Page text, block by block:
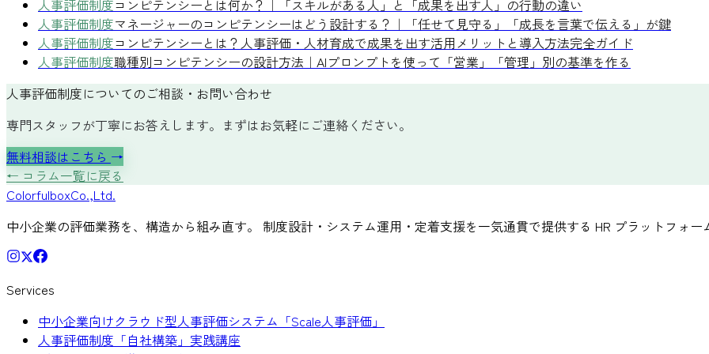
人事評価制度コンピテンシーとは何か？｜「スキルがある人」と「成果を出す人」の行動の違い
人事評価制度マネージャーのコンピテンシーはどう設計する？｜「任せて見守る」「成長を言葉で伝える」が鍵
人事評価制度コンピテンシーとは？人事評価・人材育成で成果を出す活用メリットと導入方法完全ガイド
人事評価制度職種別コンピテンシーの設計方法｜AIプロンプトを使って「営業」「管理」別の基準を作る
人事評価制度についてのご相談・お問い合わせ
専門スタッフが丁寧にお答えします。まずはお気軽にご連絡ください。
無料相談はこちら →
← コラム一覧に戻る
ColorfulboxCo.,Ltd.
中小企業の評価業務を、構造から組み直す。 制度設計・システム運用・定着支援を一気通貫で提供する HR プラットフォー
Services
中小企業向けクラウド型人事評価システム「Scale人事評価」
人事評価制度「自社構築」実践講座